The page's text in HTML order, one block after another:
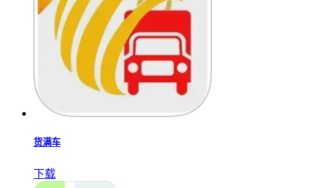
货满车
下载